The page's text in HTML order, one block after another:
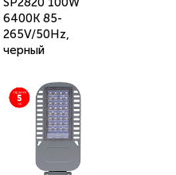
6400K 85-
265V/50Hz,
черный